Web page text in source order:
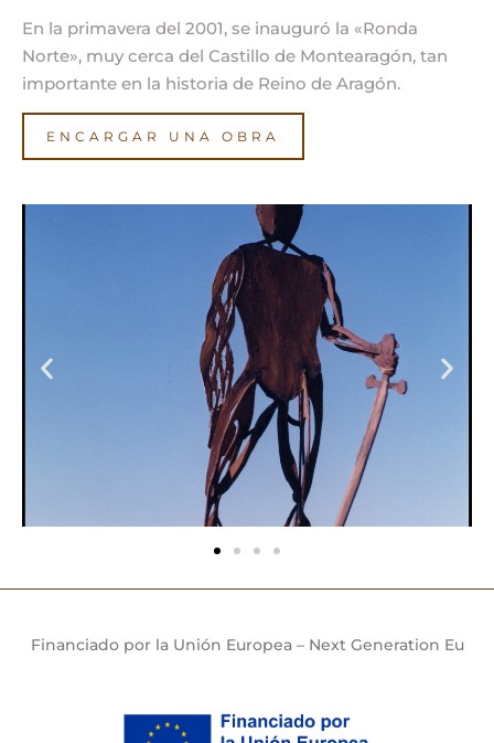
En la primavera del 2001, se inauguró la «Ronda
Norte», muy cerca del Castillo de Montearagón, tan
importante en la historia de Reino de Aragón.
ENCARGAR UNA OBRA
Financiado por la Unión Europea – Next Generation Eu